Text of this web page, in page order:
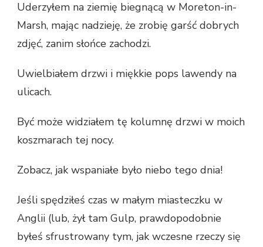
Uderzyłem na ziemię biegnącą w Moreton-in-
Marsh, mając nadzieję, że zrobię garść dobrych
zdjęć, zanim słońce zachodzi.
Uwielbiałem drzwi i miękkie pops lawendy na
ulicach.
Być może widziałem tę kolumnę drzwi w moich
koszmarach tej nocy.
Zobacz, jak wspaniałe było niebo tego dnia!
Jeśli spędziłeś czas w małym miasteczku w
Anglii (lub, żył tam Gulp, prawdopodobnie
byłeś sfrustrowany tym, jak wczesne rzeczy się